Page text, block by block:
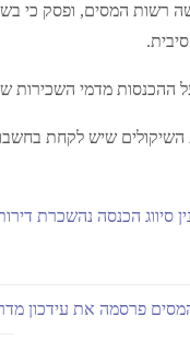
רשות המסים, ופסק כי
שיש לקחת
סיווג הכנסה נהשכרת